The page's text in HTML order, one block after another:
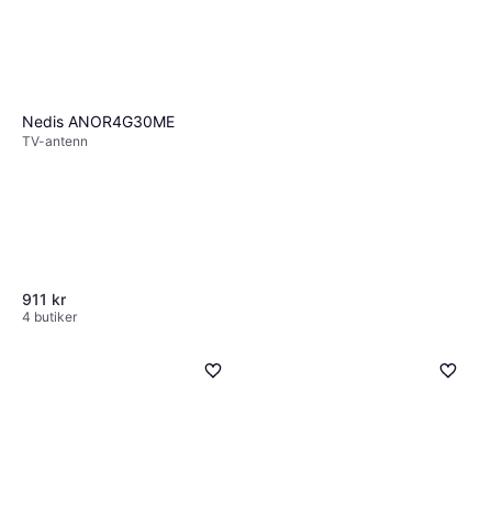
Nedis ANOR4G30ME
TV-antenn
911 kr
4 butiker